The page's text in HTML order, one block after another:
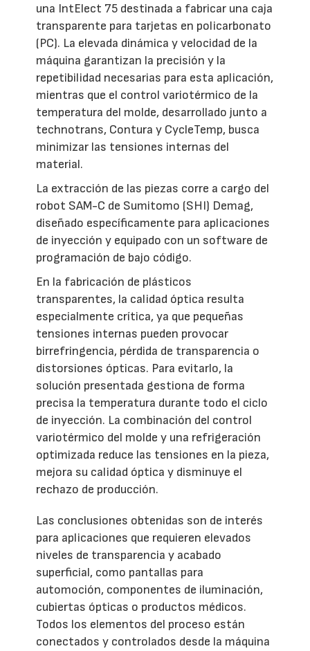
una IntElect 75 destinada a fabricar una caja
transparente para tarjetas en policarbonato
(PC). La elevada dinámica y velocidad de la
máquina garantizan la precisión y la
repetibilidad necesarias para esta aplicación,
mientras que el control variotérmico de la
temperatura del molde, desarrollado junto a
technotrans, Contura y CycleTemp, busca
minimizar las tensiones internas del
material.
La extracción de las piezas corre a cargo del
robot SAM-C de Sumitomo (SHI) Demag,
diseñado específicamente para aplicaciones
de inyección y equipado con un software de
programación de bajo código.
En la fabricación de plásticos
transparentes, la calidad óptica resulta
especialmente crítica, ya que pequeñas
tensiones internas pueden provocar
birrefringencia, pérdida de transparencia o
distorsiones ópticas. Para evitarlo, la
solución presentada gestiona de forma
precisa la temperatura durante todo el ciclo
de inyección. La combinación del control
variotérmico del molde y una refrigeración
optimizada reduce las tensiones en la pieza,
mejora su calidad óptica y disminuye el
rechazo de producción.
Las conclusiones obtenidas son de interés
para aplicaciones que requieren elevados
niveles de transparencia y acabado
superficial, como pantallas para
automoción, componentes de iluminación,
cubiertas ópticas o productos médicos.
Todos los elementos del proceso están
conectados y controlados desde la máquina